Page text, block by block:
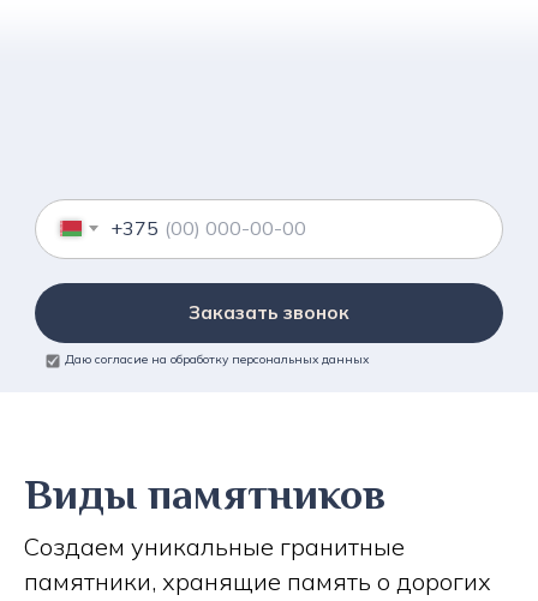
+375
Заказать звонок
Даю согласие на обработку персональных данных
Виды памятников
Создаем уникальные гранитные
памятники, хранящие память о дорогих